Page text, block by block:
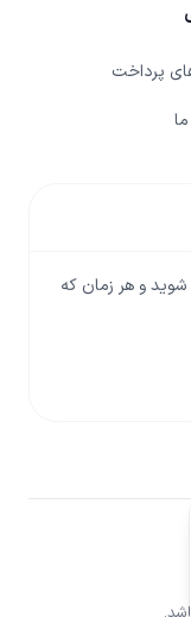
پرداخت
و هر زمان که